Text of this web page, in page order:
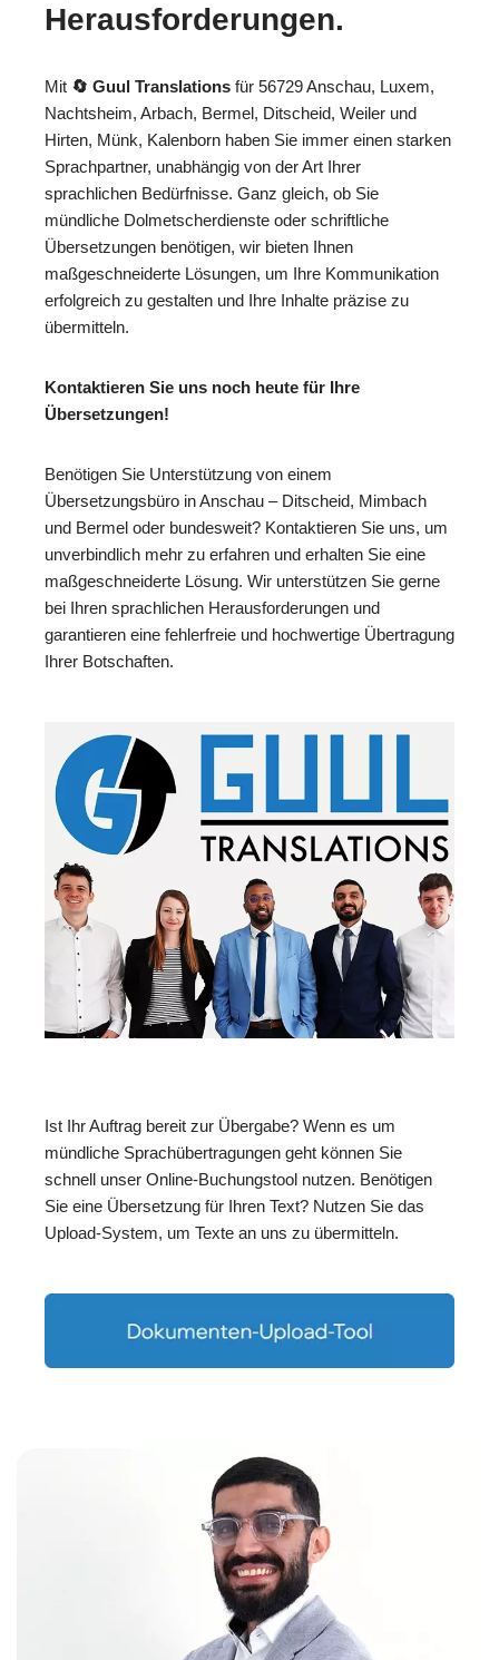
Herausforderungen.
Mit 🔄 Guul Translations für 56729 Anschau, Luxem,
Nachtsheim, Arbach, Bermel, Ditscheid, Weiler und
Hirten, Münk, Kalenborn haben Sie immer einen starken
Sprachpartner, unabhängig von der Art Ihrer
sprachlichen Bedürfnisse. Ganz gleich, ob Sie
mündliche Dolmetscherdienste oder schriftliche
Übersetzungen benötigen, wir bieten Ihnen
maßgeschneiderte Lösungen, um Ihre Kommunikation
erfolgreich zu gestalten und Ihre Inhalte präzise zu
übermitteln.
Kontaktieren Sie uns noch heute für Ihre
Übersetzungen!
Benötigen Sie Unterstützung von einem
Übersetzungsbüro in Anschau – Ditscheid, Mimbach
und Bermel oder bundesweit? Kontaktieren Sie uns, um
unverbindlich mehr zu erfahren und erhalten Sie eine
maßgeschneiderte Lösung. Wir unterstützen Sie gerne
bei Ihren sprachlichen Herausforderungen und
garantieren eine fehlerfreie und hochwertige Übertragung
Ihrer Botschaften.
Ist Ihr Auftrag bereit zur Übergabe? Wenn es um
mündliche Sprachübertragungen geht können Sie
schnell unser Online-Buchungstool nutzen. Benötigen
Sie eine Übersetzung für Ihren Text? Nutzen Sie das
Upload-System, um Texte an uns zu übermitteln.